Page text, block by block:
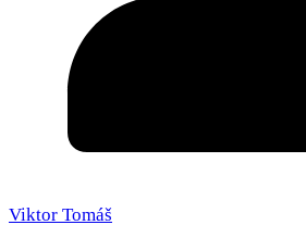
Viktor Tomáš